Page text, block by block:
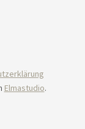
Elmastudio.